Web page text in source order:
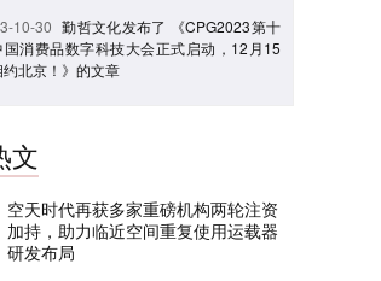
10-30 勤哲文化发布了 《CPG2023第十
国消费品数字科技大会正式启动，12月15
约北京！》的文章
文
空天时代再获多家重磅机构两轮注资
加持，助力临近空间重复使用运载器
研发布局